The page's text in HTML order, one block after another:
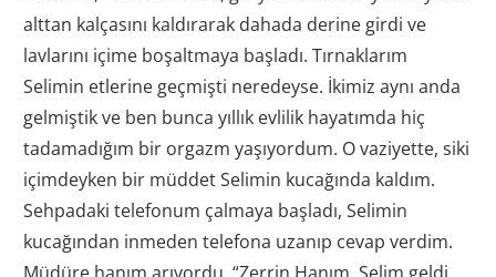
alttan kalçasını kaldırarak dahada derine girdi ve
lavlarını içime boşaltmaya başladı. Tırnaklarım
Selimin etlerine geçmişti neredeyse. İkimiz aynı anda
gelmiştik ve ben bunca yıllık evlilik hayatımda hiç
tadamadığım bir orgazm yaşıyordum. O vaziyette, siki
içimdeyken bir müddet Selimin kucağında kaldım.
Sehpadaki telefonum çalmaya başladı, Selimin
kucağından inmeden telefona uzanıp cevap verdim.